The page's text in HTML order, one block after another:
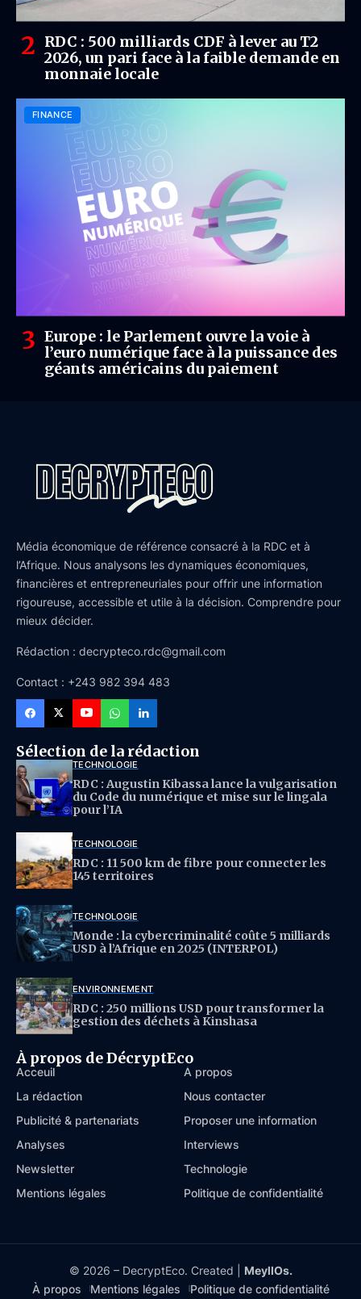
RDC : 500 milliards CDF à lever au T2
2026, un pari face à la faible demande en
monnaie locale
FINANCE
Europe : le Parlement ouvre la voie à
l’euro numérique face à la puissance des
géants américains du paiement
Média économique de référence consacré à la RDC et à
l’Afrique. Nous analysons les dynamiques économiques,
financières et entrepreneuriales pour offrir une information
rigoureuse, accessible et utile à la décision. Comprendre pour
mieux décider.
Rédaction : decrypteco.rdc@gmail.com
Contact : +243 982 394 483
Sélection de la rédaction
TECHNOLOGIE
RDC : Augustin Kibassa lance la vulgarisation
du Code du numérique et mise sur le lingala
pour l’IA
TECHNOLOGIE
RDC : 11 500 km de fibre pour connecter les
145 territoires
TECHNOLOGIE
Monde : la cybercriminalité coûte 5 milliards
USD à l’Afrique en 2025 (INTERPOL)
ENVIRONNEMENT
RDC : 250 millions USD pour transformer la
gestion des déchets à Kinshasa
À propos de DécryptEco
Acceuil
À propos
La rédaction
Nous contacter
Publicité & partenariats
Proposer une information
Analyses
Interviews
Newsletter
Technologie
Mentions légales
Politique de confidentialité
© 2026 – DecryptEco. Created | MeyllOs.
À propos
Mentions légales Politique de confidentialité